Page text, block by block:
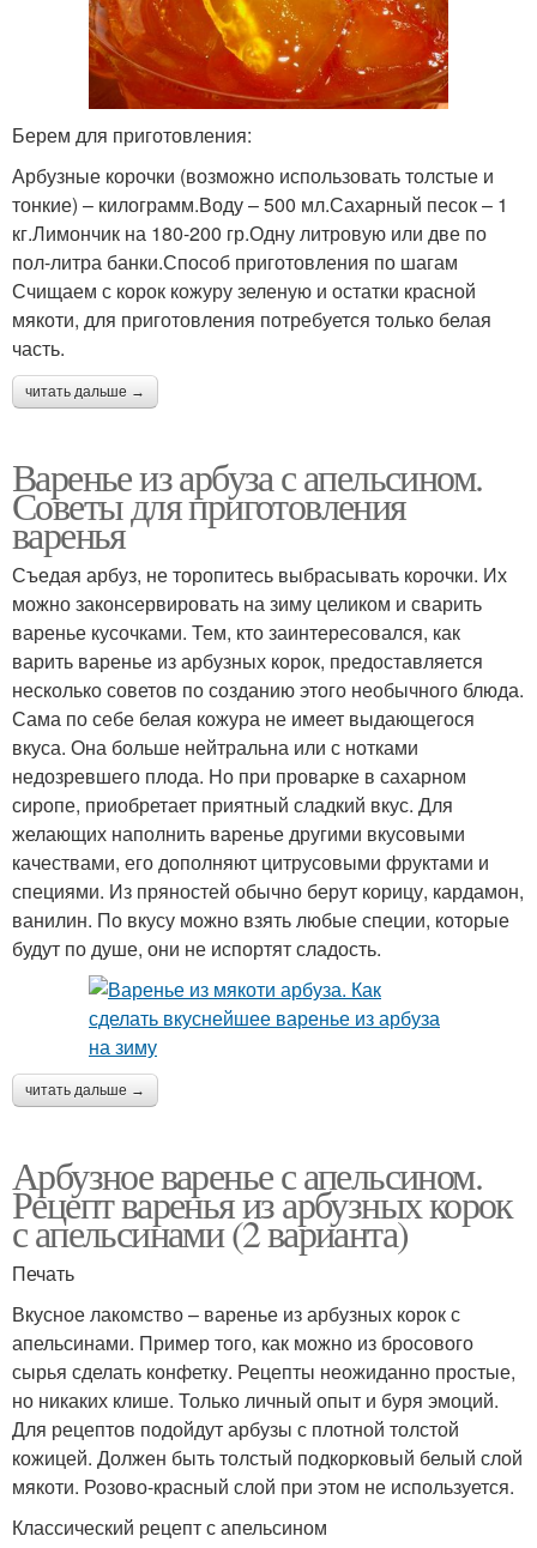
Берем для приготовления:
Арбузные корочки (возможно использовать толстые и
тонкие) – килограмм.Воду – 500 мл.Сахарный песок – 1
кг.Лимончик на 180-200 гр.Одну литровую или две по
пол-литра банки.Способ приготовления по шагам
Счищаем с корок кожуру зеленую и остатки красной
мякоти, для приготовления потребуется только белая
часть.
читать дальше →
Варенье из арбуза с апельсином.
Советы для приготовления
варенья
Съедая арбуз, не торопитесь выбрасывать корочки. Их
можно законсервировать на зиму целиком и сварить
варенье кусочками. Тем, кто заинтересовался, как
варить варенье из арбузных корок, предоставляется
несколько советов по созданию этого необычного блюда.
Сама по себе белая кожура не имеет выдающегося
вкуса. Она больше нейтральна или с нотками
недозревшего плода. Но при проварке в сахарном
сиропе, приобретает приятный сладкий вкус. Для
желающих наполнить варенье другими вкусовыми
качествами, его дополняют цитрусовыми фруктами и
специями. Из пряностей обычно берут корицу, кардамон,
ванилин. По вкусу можно взять любые специи, которые
будут по душе, они не испортят сладость.
читать дальше →
Арбузное варенье с апельсином.
Рецепт варенья из арбузных корок
с апельсинами (2 варианта)
Печать
Вкусное лакомство – варенье из арбузных корок с
апельсинами. Пример того, как можно из бросового
сырья сделать конфетку. Рецепты неожиданно простые,
но никаких клише. Только личный опыт и буря эмоций.
Для рецептов подойдут арбузы с плотной толстой
кожицей. Должен быть толстый подкорковый белый слой
мякоти. Розово-красный слой при этом не используется.
Классический рецепт с апельсином